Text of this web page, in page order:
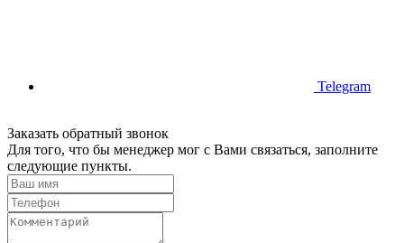
Telegram
Заказать обратный звонок
Для того, что бы менеджер мог с Вами связаться, заполните
следующие пункты.